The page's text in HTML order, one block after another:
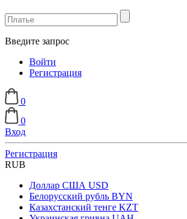
Введите запрос
Войти
Регистрация
0
0
Вход
Регистрация
RUB
Доллар США USD
Белорусский рубль BYN
Казахстанский тенге KZT